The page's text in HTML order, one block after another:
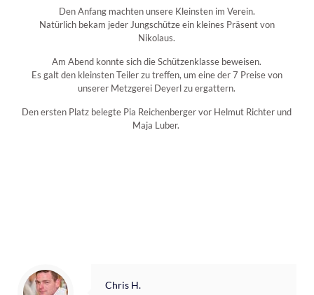
Den Anfang machten unsere Kleinsten im Verein.
Natürlich bekam jeder Jungschütze ein kleines Präsent von
Nikolaus.
Am Abend konnte sich die Schützenklasse beweisen.
Es galt den kleinsten Teiler zu treffen, um eine der 7 Preise von
unserer Metzgerei Deyerl zu ergattern.
Den ersten Platz belegte Pia Reichenberger vor Helmut Richter und
Maja Luber.
Chris H.